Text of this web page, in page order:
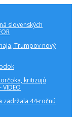
slovenských
Trumpov nový
kritizujú
zadržala 44-ročnú